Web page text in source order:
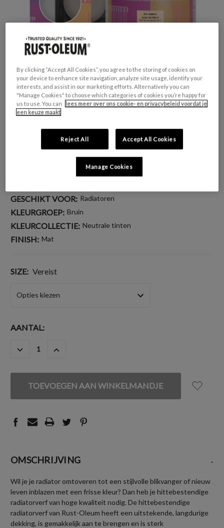
Productveiligheid
Waarschuwing
veroorzaken.
H412 - Schadelijk voor in het water levende
GESCHIKT VOOR: Radiatoren
KLEURGROEP: Bruin
KLEURCOLLECTIE: Neutrale tinten
FINISH: Mat
SIZE: Vereist
HUIDIGE
AANTAL:
HOEVEELHEID
VAN
UNDEFINED
HOEVEELHEID
VAN
UNDEFINED
OMSCHRIJVING -
Wil je je radiator omtoveren tot een stijlvolle blikvanger of nieuw
leven inblazen met een frisse kleur? Dan heb je hittebestendige
radiatorverf van hoge kwaliteit nodig. De hittebestendige
radiatorverf van Rust-Oleum heeft een uitstekende, langdurige
dekking, is gemakkelijk aan te brengen en is sterk
By clicking “Accept All Cookies”, you agree to the storing of cookies on
your device to enhance site navigation, analyze site usage, identify your
interests, and assist in our marketing efforts. Alternatively you can
"Manage Cookies" to choose which categories of cookies you’re happy for
us to use. You can
lees meer over ons cookie- en privacybeleid voordat je
een keuze maakt
Reject All Accept All Cookies
Manage Cookies